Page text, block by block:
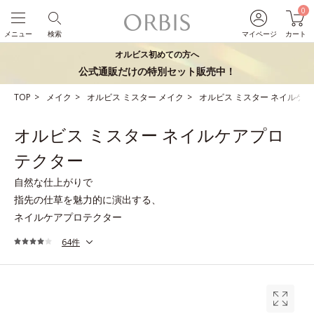
マイページ
0
カート
検索
メニュー
オルビス初めての方へ
公式通販だけの特別セット販売中！
TOP メイク オルビス ミスター メイク オルビス ミスター ネイルケ
オルビス ミスター ネイルケアプロ
テクター
自然な仕上がりで
指先の仕草を魅力的に演出する、
ネイルケアプロテクター
64件